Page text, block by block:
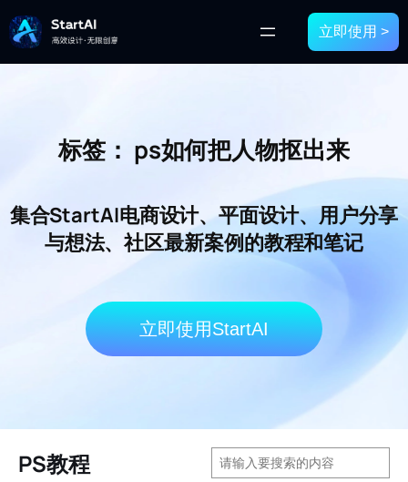
立即使用 >
标签： ps如何把人物抠出来
集合StartAI电商设计、平面设计、用户分享
与想法、社区最新案例的教程和笔记
立即使用StartAI
PS教程
搜
索